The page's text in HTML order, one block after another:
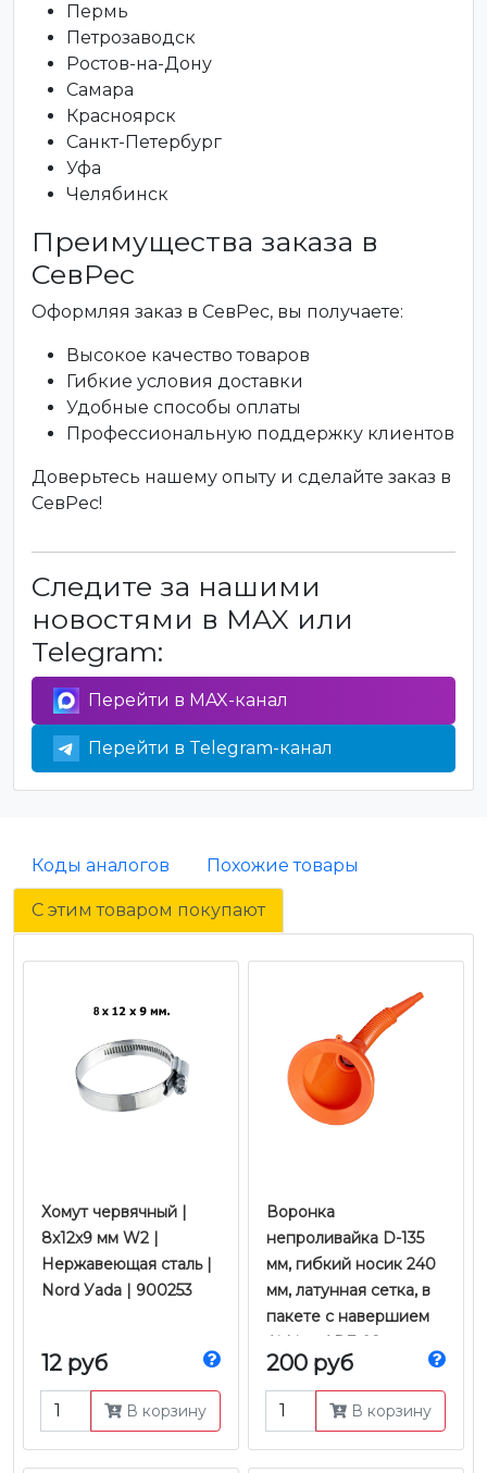
Пермь
Петрозаводск
Ростов-на-Дону
Самара
Красноярск
Санкт-Петербург
Уфа
Челябинск
Преимущества заказа в
СевРес
Оформляя заказ в СевРес, вы получаете:
Высокое качество товаров
Гибкие условия доставки
Удобные способы оплаты
Профессиональную поддержку клиентов
Доверьтесь нашему опыту и сделайте заказ в
СевРес!
Следите за нашими
новостями в MAX или
Telegram:
Перейти в MAX-канал
Перейти в Telegram-канал
Коды аналогов Похожие товары
С этим товаром покупают
Хомут червячный |
8x12x9 мм W2 |
Нержавеющая сталь |
Nord Уada | 900253
12 руб
В корзину
Воронка
непроливайка D-135
мм, гибкий носик 240
мм, латунная сетка, в
пакете с навершием
AirLine APF-02
200 руб
В корзину